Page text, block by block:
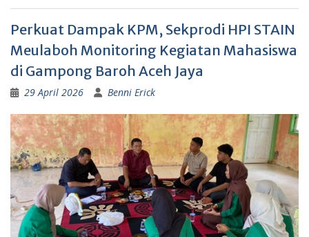
Perkuat Dampak KPM, Sekprodi HPI STAIN
Meulaboh Monitoring Kegiatan Mahasiswa
di Gampong Baroh Aceh Jaya
29 April 2026 Benni Erick